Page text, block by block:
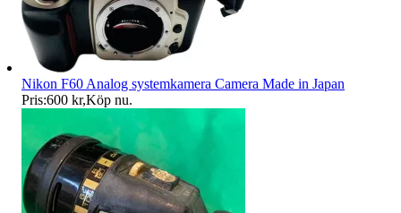
Nikon F60 Analog systemkamera Camera Made in Japan
Pris:600 kr,Köp nu.